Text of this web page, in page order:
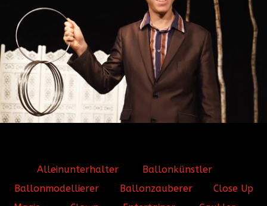
Alleinunterhalter
Ballonkünstler
Ballonmodellierer
Ballonzauberer
Close Up